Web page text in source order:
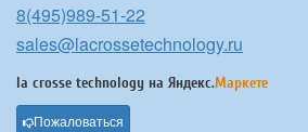
8(495)989-51-22
sales@lacrossetechnology.ru
la crosse technology на Яндекс.Маркете
Пожаловаться